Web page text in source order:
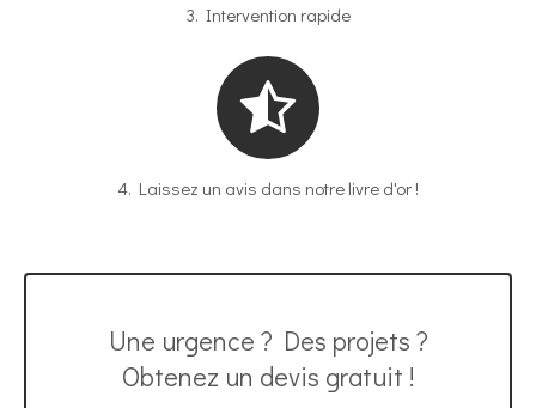
3. Intervention rapide
4. Laissez un avis dans notre livre d'or !
Une urgence ? Des projets ?
Obtenez un devis gratuit !